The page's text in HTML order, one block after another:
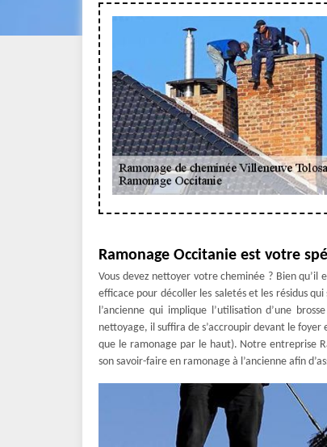
Ramonage Occitanie est votre
Vous devez nettoyer votre cheminée ? Bien
efficace pour décoller les saletés et les résidus
l’ancienne qui implique l’utilisation d’une
nettoyage, il suffira de s’accroupir devant le
que le ramonage par le haut). Notre entreprise
son savoir-faire en ramonage à l’ancienne afin